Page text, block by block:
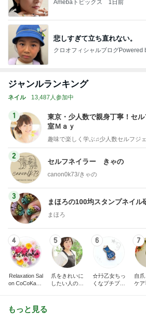
Amebaトピックス 1日前
悲しすぎて立ち直れない。
クロオフィシャルブログPowered
ジャンルランキング
ネイル 13,487人参加中
1
東京・少人数で親身丁寧！セ
室Ｍａｙ
2
セルフネイラー きゃの
canon0k73/きゃの
3
まほろの100均スタンプネイル
まほろ
4
Relaxation Sal
on CoCoKaRa
5
爪をきれいに
したい人のた
6
☆ﾃﾗ乙女ちっ
くなプチプラ
7
自
ケア
もっと見る